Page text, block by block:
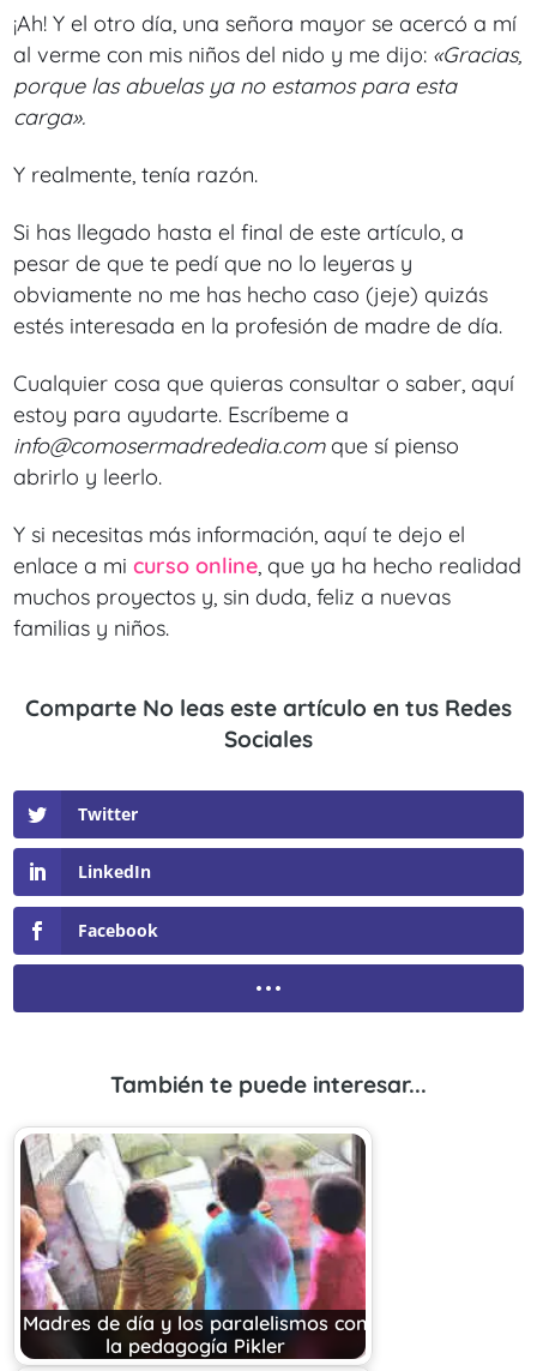
¡Ah! Y el otro día, una señora mayor se acercó a mí
al verme con mis niños del nido y me dijo: «Gracias,
porque las abuelas ya no estamos para esta
carga».
Y realmente, tenía razón.
Si has llegado hasta el final de este artículo, a
pesar de que te pedí que no lo leyeras y
obviamente no me has hecho caso (jeje) quizás
estés interesada en la profesión de madre de día.
Cualquier cosa que quieras consultar o saber, aquí
estoy para ayudarte. Escríbeme a
info@comosermadrededia.com que sí pienso
abrirlo y leerlo.
Y si necesitas más información, aquí te dejo el
enlace a micurso online, que ya ha hecho realidad
muchos proyectos y, sin duda, feliz a nuevas
familias y niños.
Comparte No leas este artículo en tus Redes
Sociales
Twitter
LinkedIn
Facebook
También te puede interesar...
Madres de día y los paralelismos con
la pedagogía Pikler